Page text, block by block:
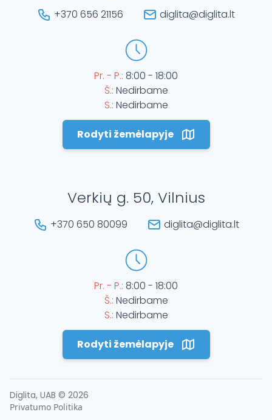
+370 656 21156 diglita@diglita.lt
Pr. - P.: 8:00 - 18:00
Š.: Nedirbame
S.: Nedirbame
Rodyti žemėlapyje
Verkių g. 50, Vilnius
+370 650 80099 diglita@diglita.lt
Pr. - P.: 8:00 - 18:00
Š.: Nedirbame
S.: Nedirbame
Rodyti žemėlapyje
Diglita, UAB © 2026
Privatumo Politika